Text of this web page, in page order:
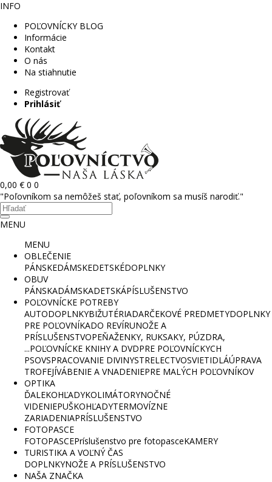
INFO
POĽOVNÍCKY BLOG
Informácie
Kontakt
O nás
Na stiahnutie
Registrovať
Prihlásiť
0,00 € 0 0
"Poľovníkom sa nemôžeš stať, poľovníkom sa musíš narodiť."
MENU
MENU
OBLEČENIE
PÁNSKEDÁMSKEDETSKÉDOPLNKY
OBUV
PÁNSKADÁMSKADETSKÁPÍSLUŠENSTVO
POĽOVNÍCKE POTREBY
AUTODOPLNKYBIŽUTÉRIADARČEKOVÉ PREDMETYDOPLNKY
PRE POĽOVNÍKADO REVÍRUNOŽE A
PRÍSLUŠENSTVOPEŇAŽENKY, RUKSAKY, PÚZDRA,
...POĽOVNÍCKE KNIHY A DVDPRE POĽOVNÍCKYCH
PSOVSPRACOVANIE DIVINYSTRELECTVOSVIETIDLÁÚPRAVA
TROFEJÍVÁBENIE A VNADENIEPRE MALÝCH POĽOVNÍKOV
OPTIKA
ĎALEKOHĽADYKOLIMÁTORYNOČNÉ
VIDENIEPUŠKOHĽADYTERMOVÍZNE
ZARIADENIAPRÍSLUŠENSTVO
FOTOPASCE
FOTOPASCEPríslušenstvo pre fotopasceKAMERY
TURISTIKA A VOĽNÝ ČAS
DOPLNKYNOŽE A PRÍSLUŠENSTVO
NAŠA ZNAČKA